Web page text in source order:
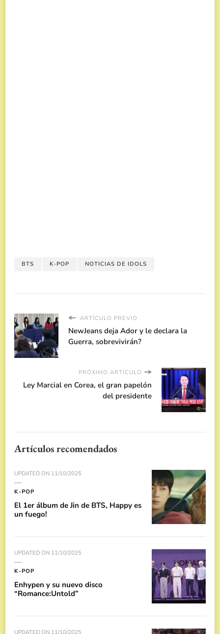
BTS K-POP NOTICIAS DE IDOLS
ARTÍCULO PREVIO
NewJeans deja Ador y le declara la
Guerra, sobrevivirán?
PRÓXIMO ARTÍCULO
Ley Marcial en Corea, el gran papelón
del presidente
Artículos recomendados
UPDATED ON 11/10/2025
K-POP
El 1er álbum de Jin de BTS, Happy es
un fuego!
UPDATED ON 11/10/2025
K-POP
Enhypen y su nuevo disco
“Romance:Untold”
UPDATED ON 11/10/2025